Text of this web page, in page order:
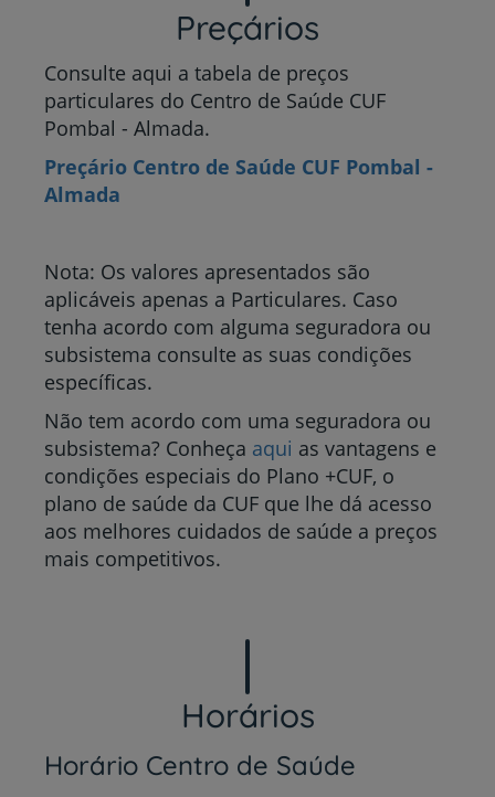
Preçários
Consulte aqui a tabela de preços
particulares do Centro de Saúde CUF
Pombal - Almada.
Preçário Centro de Saúde CUF Pombal -
Almada
Nota: Os valores apresentados são
aplicáveis apenas a Particulares. Caso
tenha acordo com alguma seguradora ou
subsistema consulte as suas condições
específicas.
Não tem acordo com uma seguradora ou
subsistema? Conheça aqui as vantagens e
condições especiais do Plano +CUF, o
plano de saúde da CUF que lhe dá acesso
aos melhores cuidados de saúde a preços
mais competitivos.
Horários
Horário Centro de Saúde